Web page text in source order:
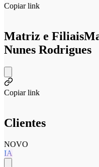
Copiar link
Matriz e Filiais
Nunes Rodrigues
Copiar link
Clientes
NOVO
IA